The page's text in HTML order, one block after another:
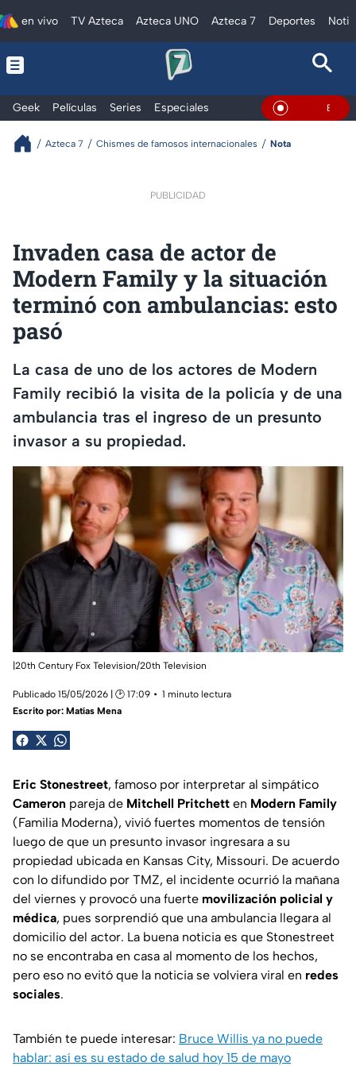
en vivo TV Azteca Azteca UNO Azteca 7 Deportes
Geek Películas Series Especiales En Vivo
Azteca 7 Chismes de famosos internacionales Nota
PUBLICIDAD
Invaden casa de actor de
Modern Family y la situación
terminó con ambulancias: esto
pasó
La casa de uno de los actores de Modern
Family recibió la visita de la policía y de una
ambulancia tras el ingreso de un presunto
invasor a su propiedad.
|20th Century Fox Television/20th Television
Publicado 15/05/2026 | 🕑 17:09
1 minuto lectura
Escrito por: Matías Mena
Eric Stonestreet, famoso por interpretar al simpático
Cameron pareja de Mitchell Pritchett en Modern Family
(Familia Moderna), vivió fuertes momentos de tensión
luego de que un presunto invasor ingresara a su
propiedad ubicada en Kansas City, Missouri. De acuerdo
con lo difundido por TMZ, el incidente ocurrió la mañana
del viernes y provocó una fuerte movilización policial y
médica, pues sorprendió que una ambulancia llegara al
domicilio del actor. La buena noticia es que Stonestreet
no se encontraba en casa al momento de los hechos,
pero eso no evitó que la noticia se volviera viral en redes
sociales.
También te puede interesar: Bruce Willis ya no puede
hablar: así es su estado de salud hoy 15 de mayo